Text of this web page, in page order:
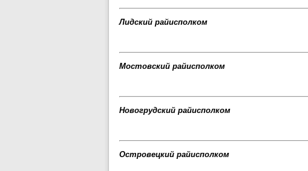
Лидский райисполком
Мостовский райисполком
Новогрудский райисполком
Островецкий райисполком